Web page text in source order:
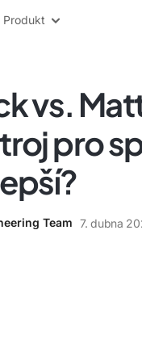
Produkt
vs.
pro
Team 7. dubna